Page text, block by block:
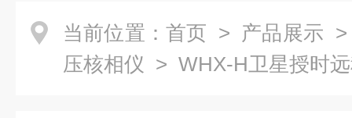
当前位置： 首页 > 产品展示
压核相仪 > WHX-H卫星授时